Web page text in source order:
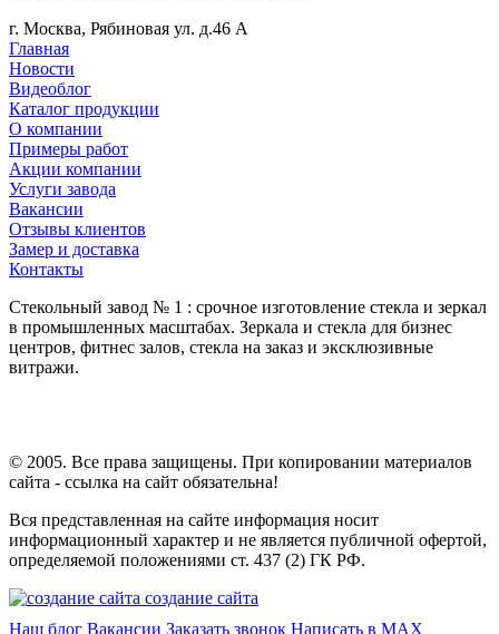
г. Москва, Рябиновая ул. д.46 А
Главная
Новости
Видеоблог
Каталог продукции
О компании
Примеры работ
Акции компании
Услуги завода
Вакансии
Отзывы клиентов
Замер и доставка
Контакты
Стекольный завод № 1 : срочное изготовление стекла и зеркал
в промышленных масштабах. Зеркала и стекла для бизнес
центров, фитнес залов, стекла на заказ и эксклюзивные
витражи.
© 2005. Все права защищены. При копировании материалов
сайта - ссылка на сайт обязательна!
Вся представленная на сайте информация носит
информационный характер и не является публичной офертой,
определяемой положениями ст. 437 (2) ГК РФ.
создание сайта
Наш блог Вакансии Заказать звонок Написать в MAX